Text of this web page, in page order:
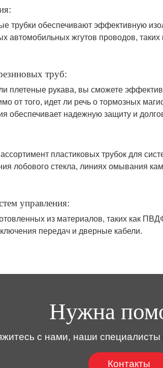
трубки обеспечивают эффективную
автомобильных жгутов проводов,
труб:
плетеные рукава, вы сможете
от того, идет ли речь о тормозных
обеспечивает надежную защиту и
пластиковых трубок для
лобового стекла, линиях омывания
управления:
из материалов, таких как
передач и дверные кабели.
Нужна
с нами, наши
Контакты